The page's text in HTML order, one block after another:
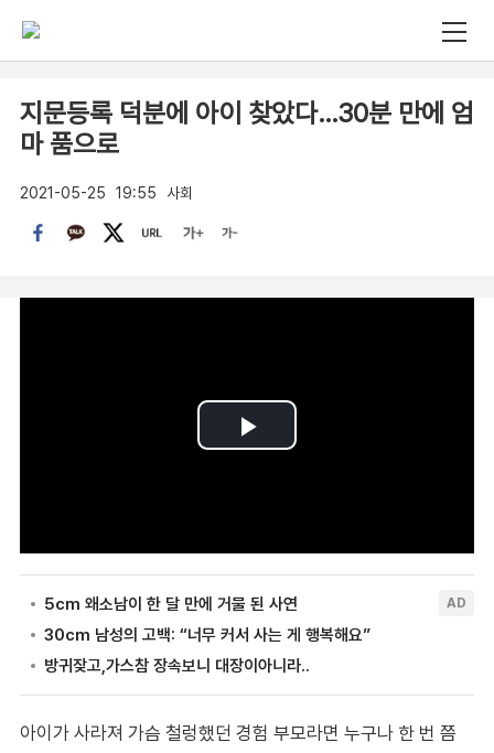
지문등록 덕분에 아이 찾았다…30분 만에 엄
마 품으로
2021-05-25 19:55 사회
아이가 사라져 가슴 철렁했던 경험 부모라면 누구나 한 번 쯤